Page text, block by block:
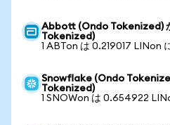
Abbott (Ondo Tokenized)
Tokenized)
1 ABTon は 0.219017 LINon
Snowflake (Ondo
Tokenized)
1 SNOWon は 0.654922